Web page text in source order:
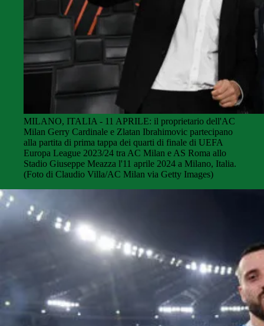
MILANO, ITALIA - 11 APRILE: il proprietario dell'AC
Milan Gerry Cardinale e Zlatan Ibrahimovic partecipano
alla partita di prima tappa dei quarti di finale di UEFA
Europa League 2023/24 tra AC Milan e AS Roma allo
Stadio Giuseppe Meazza l'11 aprile 2024 a Milano, Italia.
(Foto di Claudio Villa/AC Milan via Getty Images)